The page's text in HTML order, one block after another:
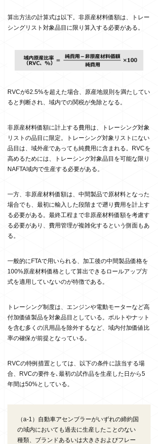
算出方法の計算式は以下。非原産材料価額は、トレー
シングリスト対象品目に限り算入する必要がある。
RVCが62.5%を超えた場合、原産地規則を満たしてい
ると判断され、域内での関税が免除となる。
非原産材料価額に計上する費用は、トレーシング対象
リストの品目に限定。トレーシング対象リストにない
品目は、域外産であっても純費用に含まれる。
RVCを
高めるためには、トレーシング対象品目を可能な限り
NAFTA域内で生産する必要がある。
一方、非原産材料価額は、中間製品で原材料となった
場合でも、最初に輸入した段階まで遡り費用を計上す
る必要がある。最終工程まで非原産材料価額を考慮す
る必要があり、費用管理が複雑化するという側面もあ
る。
一般的に FTAで用いられる、加工後の中間製品価格を
100%原産材料価格として算出できるロールアップ方
式を適用していないのが特徴である。
トレーシング制度は、エンジンや電動モーターなど高
付加価値製品を対象品目としている。ボルトやナット
を含む多くの汎用品を除外するなど、域内付加価値比
率の確保が前提となっている。
RVCの特例措置としては、以下の条件に該当する場
合、
RVCの要件を､最初の試作品を生産した日から5
年間は50%としている。
（a-1）自動車アセンブラーがいずれの締約国
の域内においても過去に生産したことのない
種類、ブランドあるいは大きさおよびフレー